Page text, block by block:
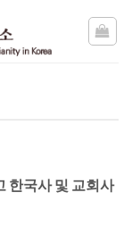
한국사 및 교회사